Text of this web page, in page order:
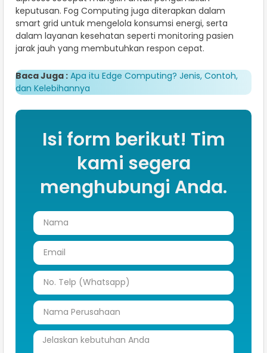
keputusan. Fog Computing juga diterapkan dalam
smart grid untuk mengelola konsumsi energi, serta
dalam layanan kesehatan seperti monitoring pasien
jarak jauh yang membutuhkan respon cepat.
Baca Juga : Apa itu Edge Computing? Jenis, Contoh,
dan Kelebihannya
Isi form berikut! Tim
kami segera
menghubungi Anda.